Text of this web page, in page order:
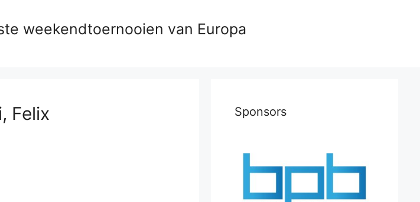
weekendtoernooien van Europa
Felix Sponsors